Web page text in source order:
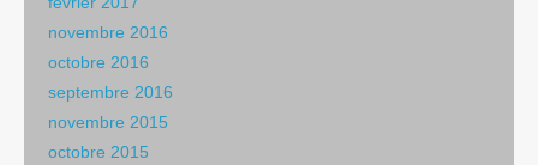
novembre 2016
octobre 2016
septembre 2016
novembre 2015
octobre 2015